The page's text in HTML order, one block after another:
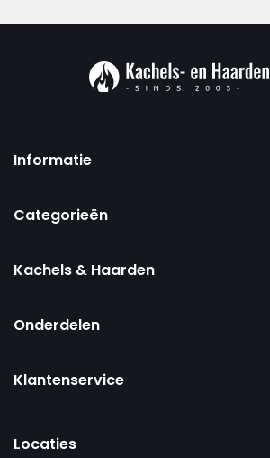
Informatie
Categorieën
Kachels & Haarden
Onderdelen
Klantenservice
Locaties